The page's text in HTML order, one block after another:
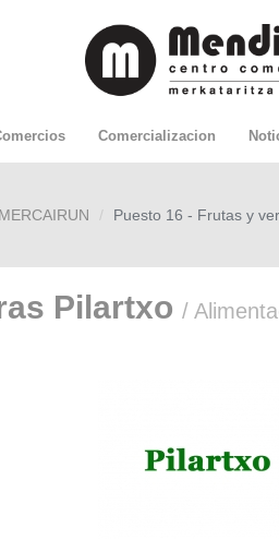
Comercializacion
Puesto 16 - Frutas y
Pilartxo /